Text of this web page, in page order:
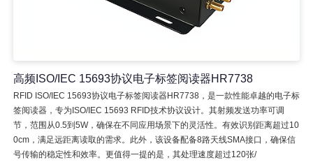
高频ISO/IEC 15693协议电子标签阅读器HR7738
RFID ISO/IEC 15693协议电子标签阅读器HR7738，是一款性能卓越的电子标
签阅读器，专为ISO/IEC 15693 RFID技术协议设计。其射频发送功率可调
节，范围从0.5到5W，确保在不同应用场景下的灵活性。有效识别距离超过10
0cm，满足远距离读取的需求。此外，该设备配备8路天线SMA接口，确保信
号传输的稳定性和效率。更值得一提的是，其处理速度超过120张/